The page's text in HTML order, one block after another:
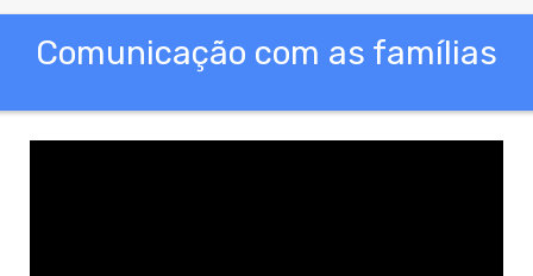
This activity is also available in English.
Comunicação com as famílias